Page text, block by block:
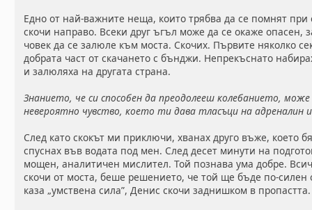
Едно от най-важните неща, които трябва да се помнят при
скочи направо. Всеки друг ъгъл може да се окаже опасен,
човек да се залюле към моста. Скочих. Първите няколко
добрата част от скачането с бънджи. Непрекъснато
и залюляха на другата страна.
Знанието, че си способен да преодолееш колебанието,
невероятно чувство, което ти дава тласъци на адреналин
След като скокът ми приключи, хванах друго въже, което
спуснах във водата под мен. След десет минути на
мощен, аналитичен мислител. Той познава ума добре.
скочи от моста, беше решението, че той ще бъде по-силен
каза „умствена сила”, Денис скочи заднишком в пропастта.